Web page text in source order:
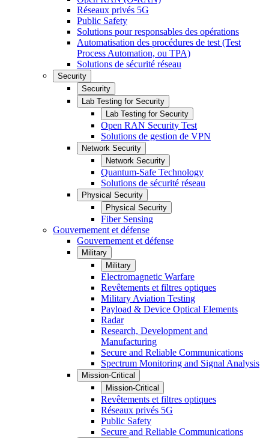
Réseaux privés 5G
Public Safety
Solutions pour responsables des opérations
Automatisation des procédures de test (Test
Process Automation, ou TPA)
Solutions de sécurité réseau
Security
Security
Lab Testing for Security
Lab Testing for Security
Open RAN Security Test
Solutions de gestion de VPN
Network Security
Network Security
Quantum-Safe Technology
Solutions de sécurité réseau
Physical Security
Physical Security
Fiber Sensing
Gouvernement et défense
Gouvernement et défense
Military
Military
Electromagnetic Warfare
Revêtements et filtres optiques
Military Aviation Testing
Payload & Device Optical Elements
Radar
Research, Development and
Manufacturing
Secure and Reliable Communications
Spectrum Monitoring and Signal Analysis
Mission-Critical
Mission-Critical
Revêtements et filtres optiques
Réseaux privés 5G
Public Safety
Secure and Reliable Communications